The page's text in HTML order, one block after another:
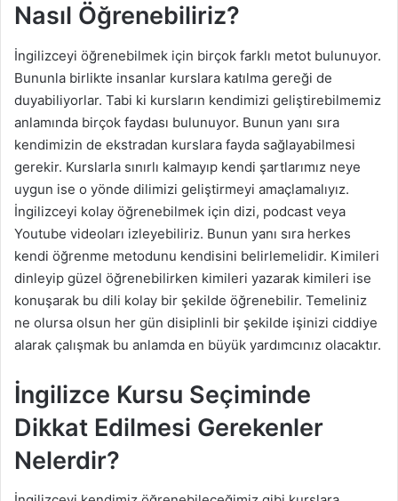
Nasıl Öğrenebiliriz?
İngilizceyi öğrenebilmek için birçok farklı metot bulunuyor.
Bununla birlikte insanlar kurslara katılma gereği de
duyabiliyorlar. Tabi ki kursların kendimizi geliştirebilmemiz
anlamında birçok faydası bulunuyor. Bunun yanı sıra
kendimizin de ekstradan kurslara fayda sağlayabilmesi
gerekir. Kurslarla sınırlı kalmayıp kendi şartlarımız neye
uygun ise o yönde dilimizi geliştirmeyi amaçlamalıyız.
İngilizceyi kolay öğrenebilmek için dizi, podcast veya
Youtube videoları izleyebiliriz. Bunun yanı sıra herkes
kendi öğrenme metodunu kendisini belirlemelidir. Kimileri
dinleyip güzel öğrenebilirken kimileri yazarak kimileri ise
konuşarak bu dili kolay bir şekilde öğrenebilir. Temeliniz
ne olursa olsun her gün disiplinli bir şekilde işinizi ciddiye
alarak çalışmak bu anlamda en büyük yardımcınız olacaktır.
İngilizce Kursu Seçiminde
Dikkat Edilmesi Gerekenler
Nelerdir?